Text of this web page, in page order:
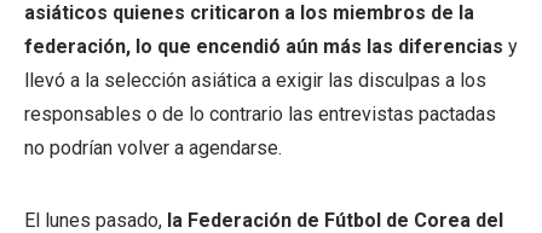
asiáticos quienes criticaron a los miembros de la
federación, lo que encendió aún más las diferencias y
llevó a la selección asiática a exigir las disculpas a los
responsables o de lo contrario las entrevistas pactadas
no podrían volver a agendarse.
El lunes pasado, la Federación de Fútbol de Corea del